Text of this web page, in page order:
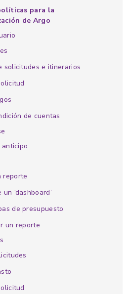
para la
de Argo
solicitudes e itinerarios
de cuentas
reporte
‘dashboard’
de presupuesto
un reporte